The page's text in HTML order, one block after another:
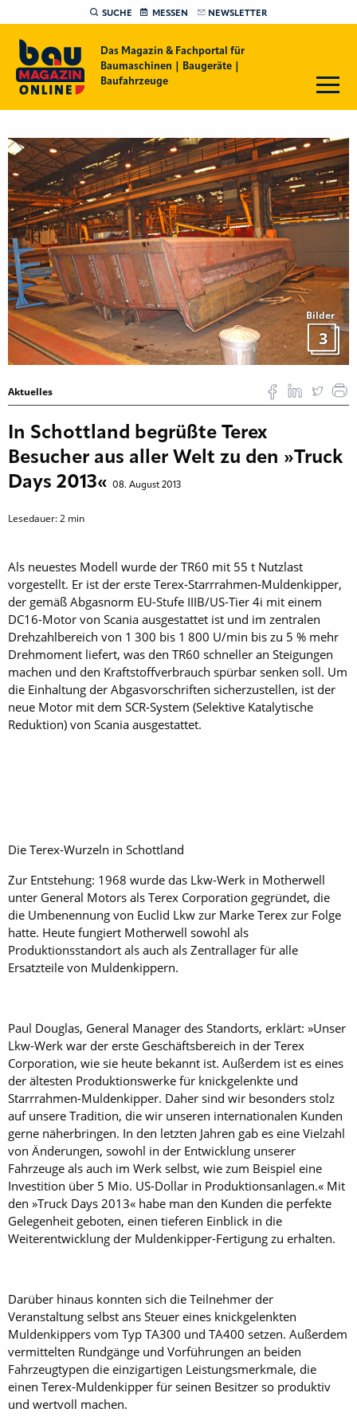
SUCHE MESSEN NEWSLETTER
Das Magazin & Fachportal für
Baumaschinen | Baugeräte |
Baufahrzeuge
Bilder
3
Aktuelles
In Schottland begrüßte Terex
Besucher aus aller Welt zu den »Truck
Days 2013« 08. August 2013
Lesedauer:2 min
Als neuestes Modell wurde der TR60 mit 55 t Nutzlast
vorgestellt. Er ist der erste Terex-Starrrahmen-Muldenkipper,
der gemäß Abgasnorm EU-Stufe IIIB/US-Tier 4i mit einem
DC16-Motor von Scania ausgestattet ist und im zentralen
Drehzahlbereich von 1 300 bis 1 800 U/min bis zu 5 % mehr
Drehmoment liefert, was den TR60 schneller an Steigungen
machen und den Kraftstoffverbrauch spürbar senken soll. Um
die Einhaltung der Abgasvorschriften sicherzustellen, ist der
neue Motor mit dem SCR-System (Selektive Katalytische
Reduktion) von Scania ausgestattet.
Die Terex-Wurzeln in Schottland
Zur Entstehung: 1968 wurde das Lkw-Werk in Motherwell
unter General Motors als Terex Corporation gegründet, die
die Umbenennung von Euclid Lkw zur Marke Terex zur Folge
hatte. Heute fungiert Motherwell sowohl als
Produktionsstandort als auch als Zentrallager für alle
Ersatzteile von Muldenkippern.
Paul Douglas, General Manager des Standorts, erklärt: »Unser
Lkw-Werk war der erste Geschäftsbereich in der Terex
Corporation, wie sie heute bekannt ist. Außerdem ist es eines
der ältesten Produktionswerke für knickgelenkte und
Starrrahmen-Muldenkipper. Daher sind wir besonders stolz
auf unsere Tradition, die wir unseren internationalen Kunden
gerne näherbringen. In den letzten Jahren gab es eine Vielzahl
von Änderungen, sowohl in der Entwicklung unserer
Fahrzeuge als auch im Werk selbst, wie zum Beispiel eine
Investition über 5 Mio. US-Dollar in Produktionsanlagen.« Mit
den »Truck Days 2013« habe man den Kunden die perfekte
Gelegenheit geboten, einen tieferen Einblick in die
Weiterentwicklung der Muldenkipper-Fertigung zu erhalten.
Darüber hinaus konnten sich die Teilnehmer der
Veranstaltung selbst ans Steuer eines knickgelenkten
Muldenkippers vom Typ TA300 und TA400 setzen. Außerdem
vermittelten Rundgänge und Vorführungen an beiden
Fahrzeugtypen die einzigartigen Leistungsmerkmale, die
einen Terex-Muldenkipper für seinen Besitzer so produktiv
und wertvoll machen.